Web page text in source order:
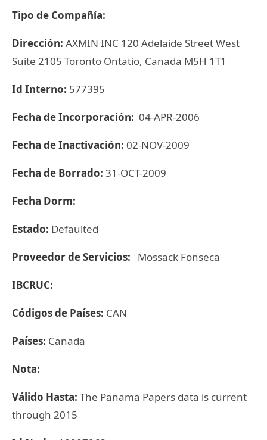
Tipo de Compañía:
Dirección: AXMIN INC 120 Adelaide Street West
Suite 2105 Toronto Ontatio, Canada M5H 1T1
Id Interno: 577395
Fecha de Incorporación: 04-APR-2006
Fecha de Inactivación: 02-NOV-2009
Fecha de Borrado: 31-OCT-2009
Fecha Dorm:
Estado: Defaulted
Proveedor de Servicios: Mossack Fonseca
IBCRUC:
Códigos de Países: CAN
Países: Canada
Nota:
Válido Hasta: The Panama Papers data is current
through 2015